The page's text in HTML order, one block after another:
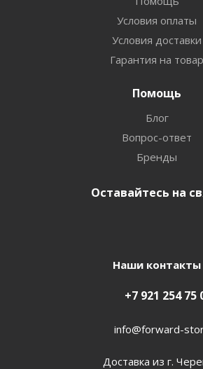
Условия оплаты
Условия доставки
Гарантия на товар
Помощь
Блог
Вопрос-ответ
Бренды
Оставайтесь на
Наши контакты
+7 921 254 75
info@forward-
Доставка из г.